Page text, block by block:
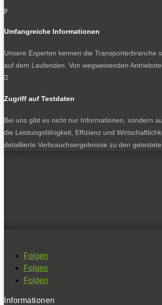
p
Umfangreiche Informationen
Unsere Experten kennen die Transporterbranche
auf dem Laufenden. Von wegweisenden

Zugriff auf Testdaten
Bei uns gibt es nicht nur Informationen, sondern
die Leistungsfähigkeit, Effizienz und
detaillierte Verbrauchsergebnisse zu den
Folgen
Folgen
Folgen
Informationen